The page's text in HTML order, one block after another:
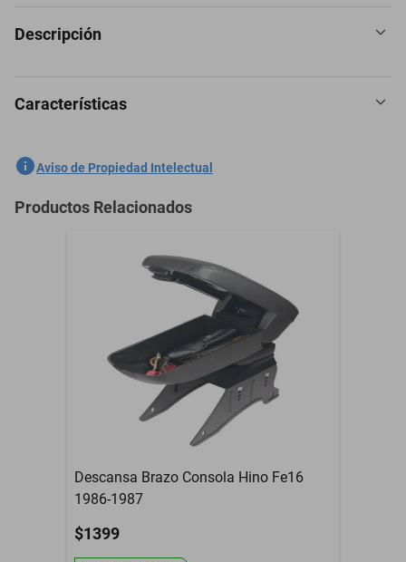
Descripción
5 Plazas Cubreasientos Tela Ford Explorer 1981-1997 Azul
Características
SKU
Marca
Contenido del Empaque
5 Plazas Cubreasientos
Tela
Garantía con Proveedor
3 Meses
Aviso de Propiedad Intelectual
Productos Relacionados
Descansa Brazo Consola Hino Fe16
1986-1987
$1399